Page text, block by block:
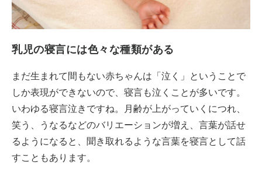
乳児の寝言には色々な種類がある
まだ生まれて間もない赤ちゃんは「泣く」ということで
しか表現ができないので、寝言も泣くことが多いです。
いわゆる寝言泣きですね。月齢が上がっていくにつれ、
笑う、うなるなどのバリエーションが増え、言葉が話せ
るようになると、聞き取れるような言葉を寝言として話
すこともあります。